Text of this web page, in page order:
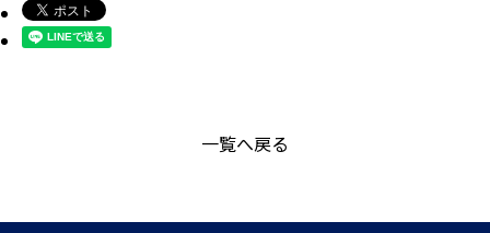
一覧へ戻る